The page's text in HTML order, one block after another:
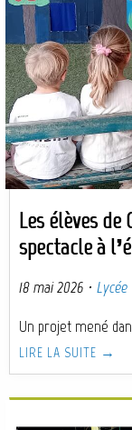
Les élèves de
spectacle à
18 mai 2026 · Lycée
Un projet mené
LIRE LA SUITE →